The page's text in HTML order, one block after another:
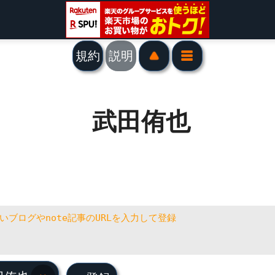
規約 説明
武田侑也